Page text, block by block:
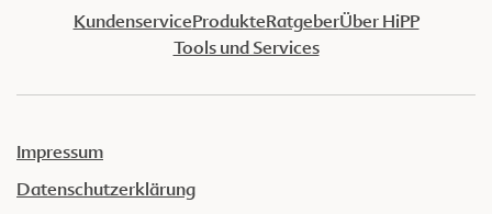
KundenserviceProdukteRatgeberÜber HiPP
Tools und Services
Impressum
Datenschutzerklärung